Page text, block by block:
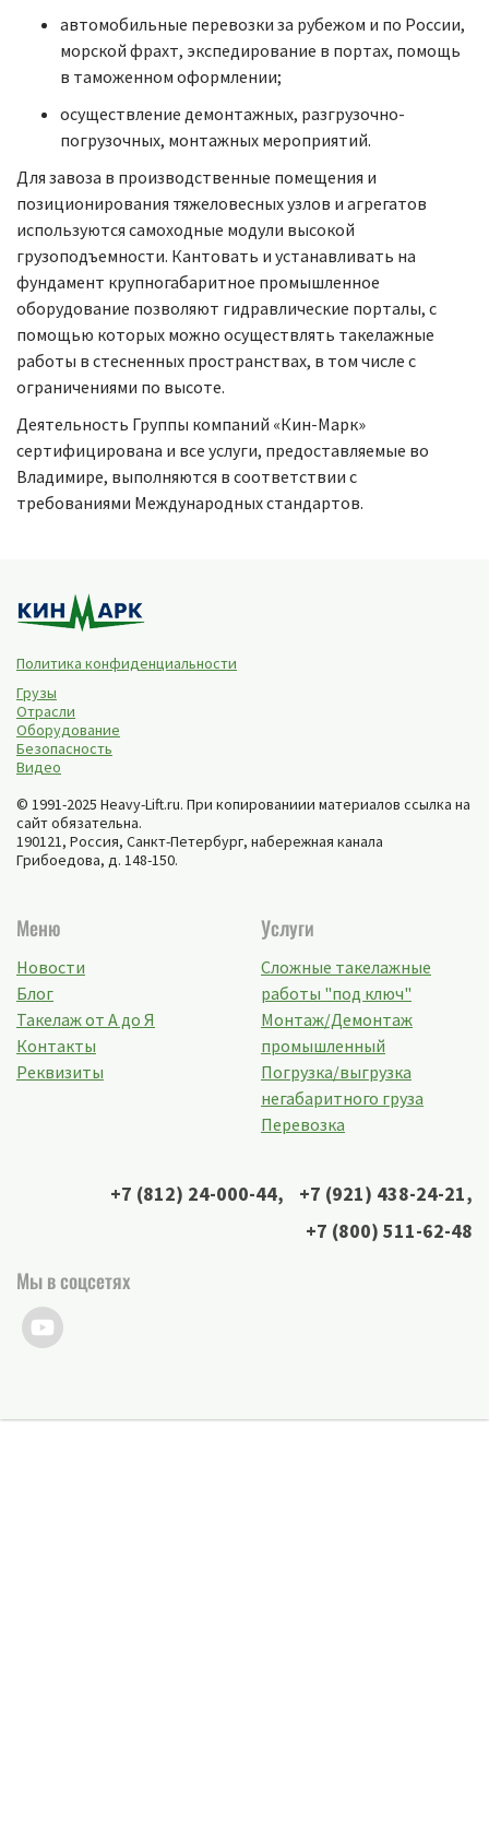
автомобильные перевозки за рубежом и по России,
морской фрахт, экспедирование в портах, помощь
в таможенном оформлении;
осуществление демонтажных, разгрузочно-
погрузочных, монтажных мероприятий.
Для завоза в производственные помещения и
позиционирования тяжеловесных узлов и агрегатов
используются самоходные модули высокой
грузоподъемности. Кантовать и устанавливать на
фундамент крупногабаритное промышленное
оборудование позволяют гидравлические порталы, с
помощью которых можно осуществлять такелажные
работы в стесненных пространствах, в том числе с
ограничениями по высоте.
Деятельность Группы компаний «Кин-Марк»
сертифицирована и все услуги, предоставляемые во
Владимире, выполняются в соответствии с
требованиями Международных стандартов.
Политика конфиденциальности
Грузы
Отрасли
Оборудование
Безопасность
Видео
© 1991-2025 Heavy-Lift.ru. При копированиии материалов ссылка на
сайт обязательна.
190121, Россия, Санкт-Петербург, набережная канала
Грибоедова, д. 148-150.
Меню
Новости
Блог
Такелаж от А до Я
Контакты
Реквизиты
Услуги
Сложные такелажные
работы "под ключ"
Монтаж/Демонтаж
промышленный
Погрузка/выгрузка
негабаритного груза
Перевозка
+7 (812) 24-000-44, +7 (921) 438-24-21,
+7 (800) 511-62-48
Мы в соцсетях